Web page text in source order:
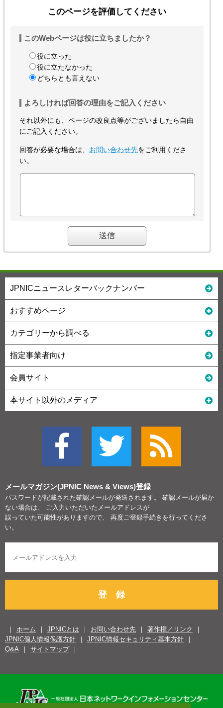
このページを評価してください
このWebページは役に立ちましたか？
役に立った
役に立たなかった
どちらとも言えない
よろしければ回答の理由をご記入ください
それ以外にも、ページの改良点等がございましたら自由
にご記入ください。
回答が必要な場合は、 お問い合わせ先をご利用くださ
い。
JPNICニュースレターバックナンバー
おすすめページ
カテゴリーから調べる
指定事業者向け
会員サイト
本サイト以外のメディア
メールマガジン(JPNIC News & Views)登録
パスワードが記載された確認メールが発送されます。 確認メールが届か
ない場合は、 ご入力いただいたメールアドレスが
誤っていた可能性がありますので、 再度ご登録手続きを行ってくださ
い。
登 録
ホーム JPNICとは お問い合わせ先
著作権／リンク
JPNIC個人情報保護方針
JPNIC情報セキュリティ基本方針
Q&A
サイトマップ